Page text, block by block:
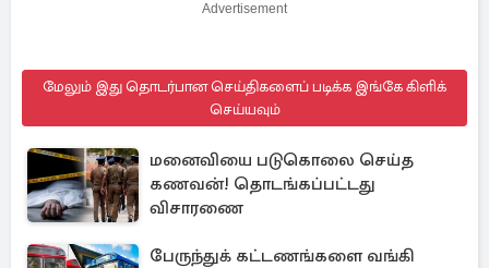
Advertisement
மேலும் இது தொடர்பான செய்திகளைப் படிக்க இங்கே கிளிக்
செய்யவும்
மனைவியை படுகொலை செய்த
கணவன்! தொடங்கப்பட்டது
விசாரணை
பேருந்துக் கட்டணங்களை வங்கி